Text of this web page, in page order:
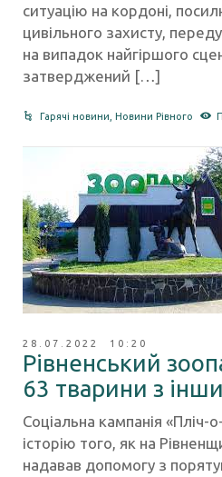
ситуацію на кордоні,
цивільного захисту,
на випадок найгіршого
затверджений […]
Гарячі новини ,Новини Рівного
28.07.2022 10:20
Рівненський
63 тварини з
Соціальна кампанія «Пліч-
історію того, як на
надавав допомогу з